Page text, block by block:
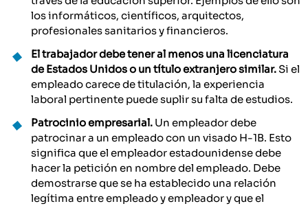
los informáticos, científicos, arquitectos,
profesionales sanitarios y financieros.
El trabajador debe tener al menos una licenciatura
de Estados Unidos o un título extranjero similar. Si el
empleado carece de titulación, la experiencia
laboral pertinente puede suplir su falta de estudios.
Patrocinio empresarial. Un empleador debe
patrocinar a un empleado con un visado H-1B. Esto
significa que el empleador estadounidense debe
hacer la petición en nombre del empleado. Debe
demostrarse que se ha establecido una relación
legítima entre empleado y empleador y que el